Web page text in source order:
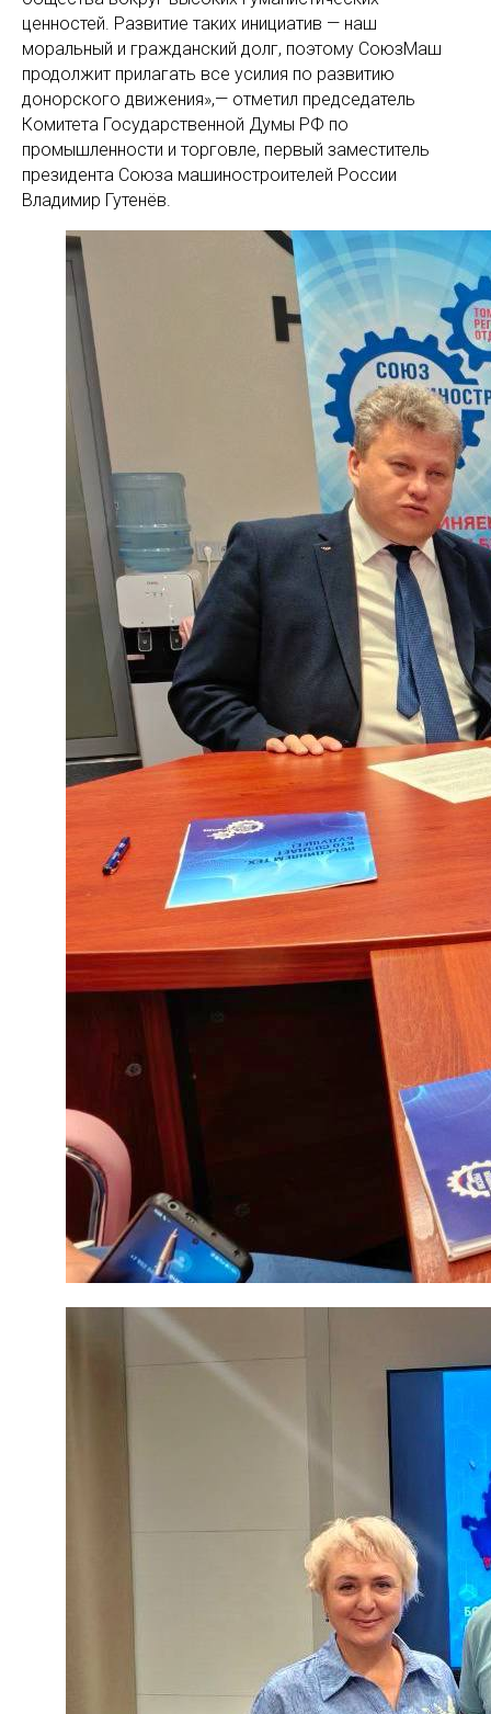
ценностей. Развитие таких инициатив — наш
моральный и гражданский долг, поэтому СоюзМаш
продолжит прилагать все усилия по развитию
донорского движения»,— отметил председатель
Комитета Государственной Думы РФ по
промышленности и торговле, первый заместитель
президента Союза машиностроителей России
Владимир Гутенёв.